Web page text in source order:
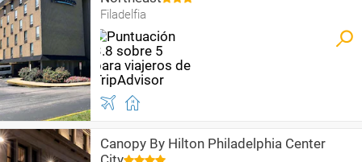
Filadelfia
Canopy By Hilton Philadelphia Center